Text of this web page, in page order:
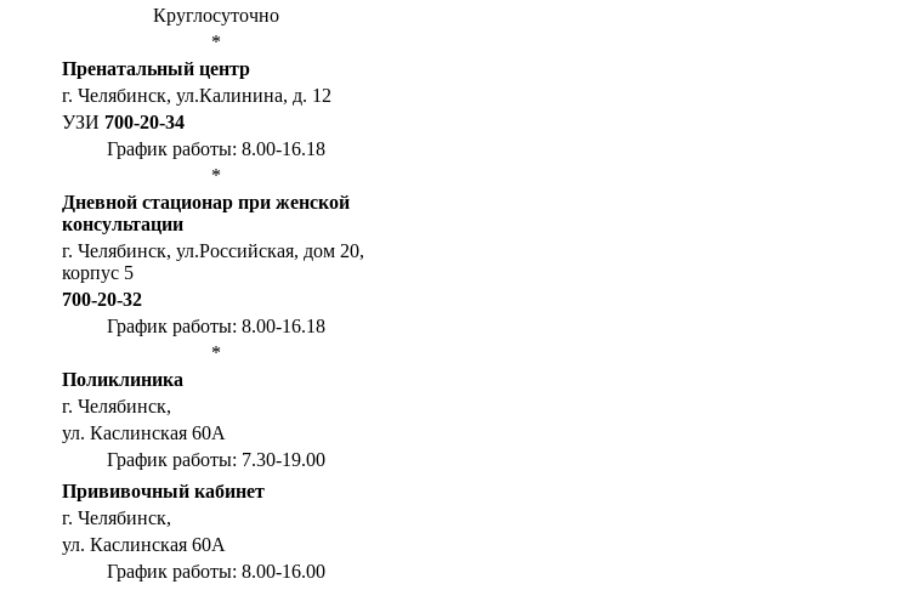
Круглосуточно
*
Пренатальный центр
г. Челябинск, ул.Калинина, д. 12
УЗИ 700-20-34
График работы: 8.00-16.18
*
Дневной стационар при женской
консультации
г. Челябинск, ул.Российская, дом 20,
корпус 5
700-20-32
График работы: 8.00-16.18
*
Поликлиника
г. Челябинск,
ул. Каслинская 60А
График работы: 7.30-19.00
Прививочный кабинет
г. Челябинск,
ул. Каслинская 60А
График работы: 8.00-16.00